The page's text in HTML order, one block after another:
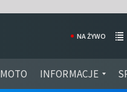
MOTO INFORMACJE
NA ŻYWO